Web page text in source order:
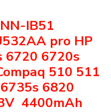
IB51
pro HP
6720 6720s
510 511
6820
4400mAh